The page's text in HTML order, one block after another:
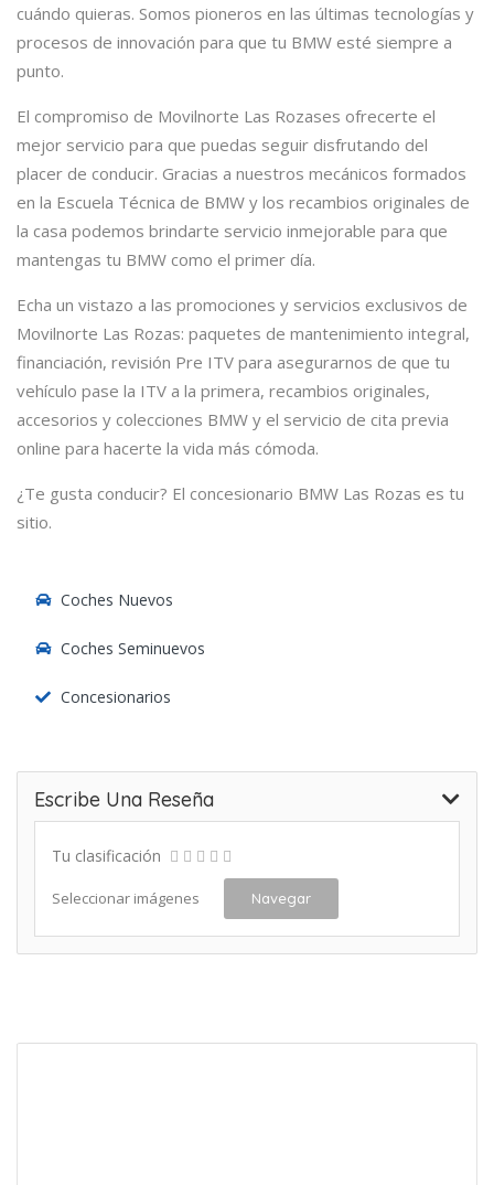
cuándo quieras. Somos pioneros en las últimas tecnologías y
procesos de innovación para que tu BMW esté siempre a
punto.
El compromiso de Movilnorte Las Rozases ofrecerte el
mejor servicio para que puedas seguir disfrutando del
placer de conducir. Gracias a nuestros mecánicos formados
en la Escuela Técnica de BMW y los recambios originales de
la casa podemos brindarte servicio inmejorable para que
mantengas tu BMW como el primer día.
Echa un vistazo a las promociones y servicios exclusivos de
Movilnorte Las Rozas: paquetes de mantenimiento integral,
financiación, revisión Pre ITV para asegurarnos de que tu
vehículo pase la ITV a la primera, recambios originales,
accesorios y colecciones BMW y el servicio de cita previa
online para hacerte la vida más cómoda.
¿Te gusta conducir? El concesionario BMW Las Rozas es tu
sitio.
Coches Nuevos
Coches Seminuevos
Concesionarios
Escribe Una Reseña
Tu clasificación
Seleccionar imágenes Navegar